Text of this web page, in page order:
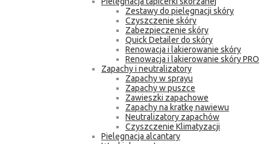
Zestawy do pielęgnacji skóry
Czyszczenie skóry
Zabezpieczenie skóry
Quick Detailer do skóry
Renowacja i lakierowanie skóry
Renowacja i lakierowanie skóry PRO
Zapachy i neutralizatory
Zapachy w sprayu
Zapachy w puszce
Zawieszki zapachowe
Zapachy na kratkę nawiewu
Neutralizatory zapachów
Czyszczenie Klimatyzacji
Pielęgnacja alcantary